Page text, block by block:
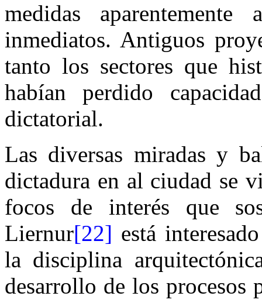
medidas
inmediatos. Antiguos
tanto los sectores que
habían perdido
dictatorial.
Las diversas miradas y
dictadura en al ciudad se
focos de interés que
Liernur[22] está
la disciplina
desarrollo de los procesos